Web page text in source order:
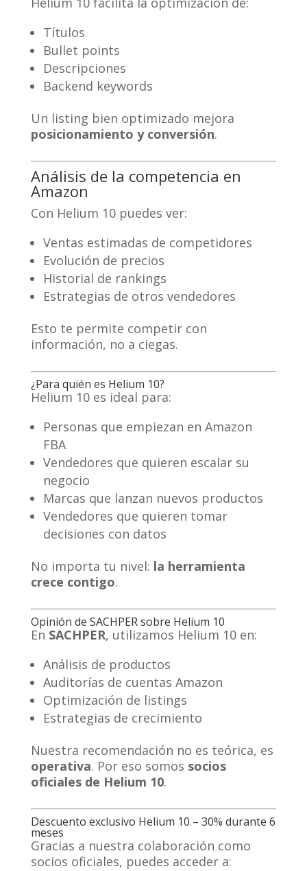
Títulos
Bullet points
Descripciones
Backend keywords
Un listing bien optimizado mejora
posicionamiento y conversión.
Análisis de la competencia en
Amazon
Con Helium 10 puedes ver:
Ventas estimadas de competidores
Evolución de precios
Historial de rankings
Estrategias de otros vendedores
Esto te permite competir con
información, no a ciegas.
¿Para quién es Helium 10?
Helium 10 es ideal para:
Personas que empiezan en Amazon
FBA
Vendedores que quieren escalar su
negocio
Marcas que lanzan nuevos productos
Vendedores que quieren tomar
decisiones con datos
No importa tu nivel: la herramienta
crece contigo.
Opinión de SACHPER sobre Helium 10
En SACHPER, utilizamos Helium 10 en:
Análisis de productos
Auditorías de cuentas Amazon
Optimización de listings
Estrategias de crecimiento
Nuestra recomendación no es teórica, es
operativa. Por eso somos socios
oficiales de Helium 10.
Descuento exclusivo Helium 10 – 30% durante 6
meses
Gracias a nuestra colaboración como
socios oficiales, puedes acceder a: